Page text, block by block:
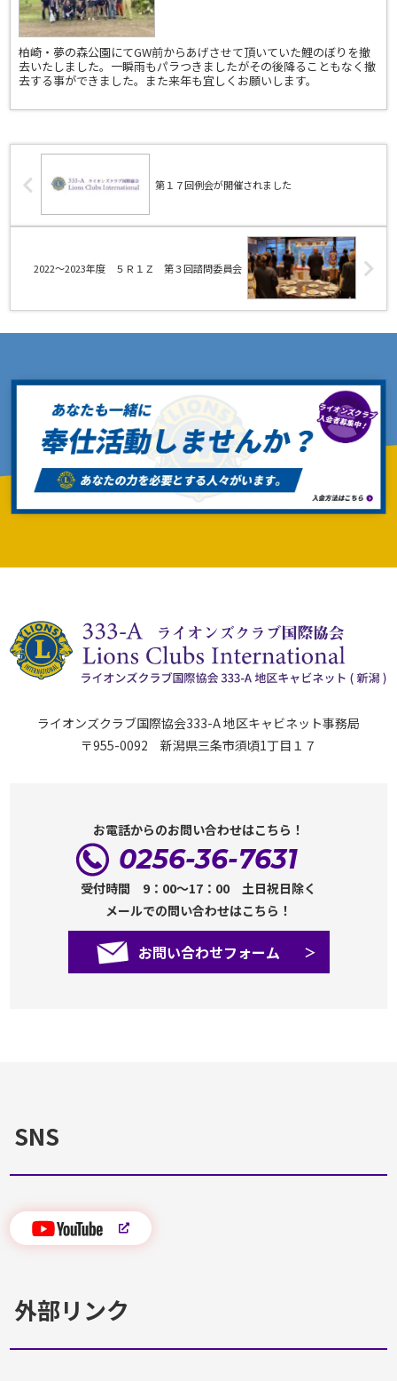
柏崎・夢の森公園にてGW前からあげさせて頂いていた鯉のぼりを撤
去いたしました。一瞬雨もパラつきましたがその後降ることもなく撤
去する事ができました。また来年も宜しくお願いします。
第１７回例会が開催されました
2022～2023年度 ５Ｒ１Ｚ 第３回諮問委員会
ライオンズクラブ国際協会333-A 地区キャビネット事務局
〒955-0092 新潟県三条市須頃1丁目１７
お電話からのお問い合わせはこちら！
0256-36-7631
受付時間 9：00～17：00 土日祝日除く
メールでの問い合わせはこちら！
お問い合わせフォーム
SNS
外部リンク